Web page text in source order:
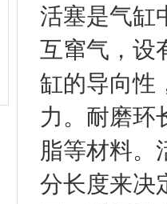
活塞是气缸
互窜气，设
缸的导向性
力。耐磨环
脂等材料。
分长度来决